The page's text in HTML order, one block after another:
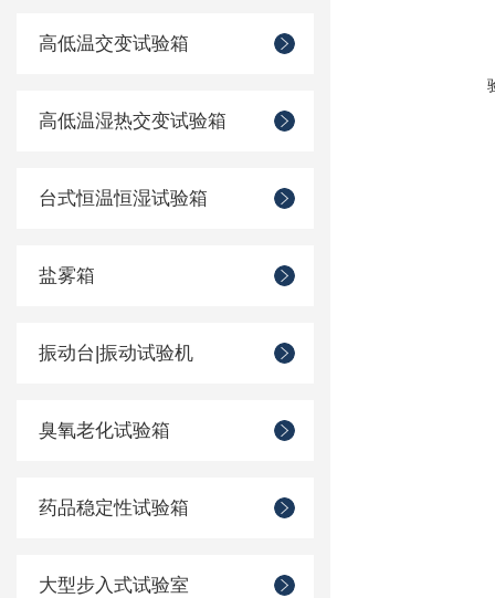
高低温交变试验箱
高低温湿热交变试验箱
台式恒温恒湿试验箱
盐雾箱
振动台|振动试验机
臭氧老化试验箱
药品稳定性试验箱
大型步入式试验室